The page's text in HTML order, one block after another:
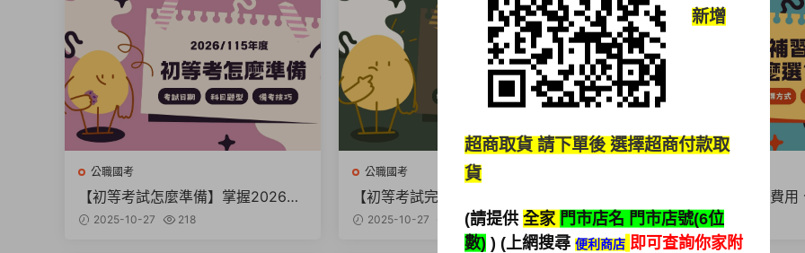
公職國考
【初等考試怎麼準備】掌握2026初
等考日期、科目、題型與考古題！
2025-10-27 218
公職國考
【初等考試完整攻略】2026初等考
日期、報名流程、薪水待遇一次搞
2025-10-27 249
【公職補習班怎麼選】費用
牌、比較一次搞懂
2025-10-27
新增
超商取貨 請下單後 選擇超商付款取
貨
(請提供 全家 門市店名 門市店號(6位
數) ) (上網搜尋 便利商店 即可查詢你家附